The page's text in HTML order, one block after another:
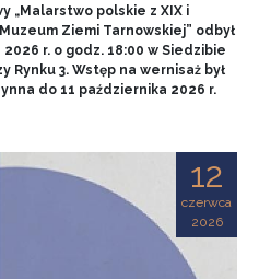
„Malarstwo polskie z XIX i
Ziemi Tarnowskiej” odbył
r. o godz. 18:00 w Siedzibie
Rynku 3. Wstęp na wernisaż był
do 11 października 2026 r.
12
czerwca
2026